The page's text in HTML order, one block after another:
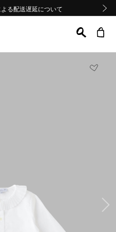
る配送遅延について
配送遅延について
る配送遅延について